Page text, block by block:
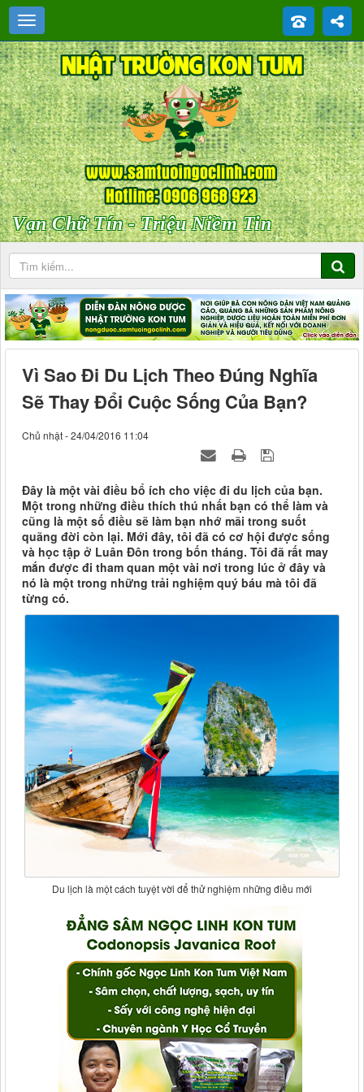
Vạn Chữ Tín - Triệu Niềm Tin
Vì Sao Đi Du Lịch Theo Đúng Nghĩa
Sẽ Thay Đổi Cuộc Sống Của Bạn?
Chủ nhật - 24/04/2016 11:04
Đây là một vài điều bổ ích cho việc đi du lịch của bạn.
Một trong những điều thích thú nhất bạn có thể làm và
cũng là một số điều sẽ làm bạn nhớ mãi trong suốt
quãng đời còn lại. Mới đây, tôi đã có cơ hội được sống
và học tập ở Luân Đôn trong bốn tháng. Tôi đã rất may
mắn được đi tham quan một vài nơi trong lúc ở đây và
nó là một trong những trải nghiệm quý báu mà tôi đã
từng có.
Du lịch là một cách tuyệt vời để thử nghiệm những điều mới